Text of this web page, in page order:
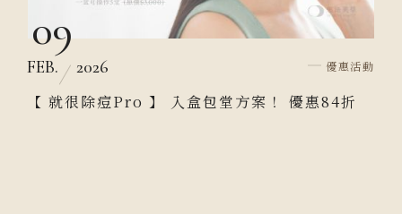
09
FEB. 2026 優惠活動
【 就很除痘Pro 】 入盒包堂方案！ 優惠84折